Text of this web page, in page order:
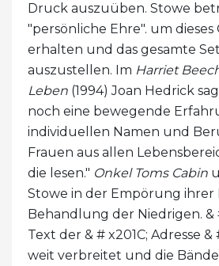
Druck auszuüben. Stowe
"persönliche Ehre". um dieses
erhalten und das gesamte
auszustellen. Im Harriet
Leben (1994) Joan Hedrick
noch eine bewegende
individuellen Namen und
Frauen aus allen
die lesen." Onkel Toms Cabin
Stowe in der Empörung ihrer
Behandlung der Niedrigen. &
Text der & # x201C; Adresse
weit verbreitet und die